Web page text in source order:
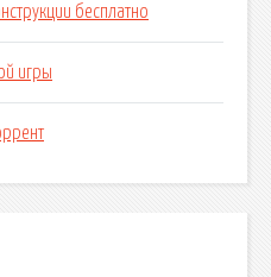
бесплатно
игры